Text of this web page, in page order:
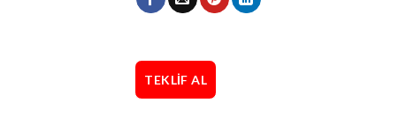
TEKLIF AL